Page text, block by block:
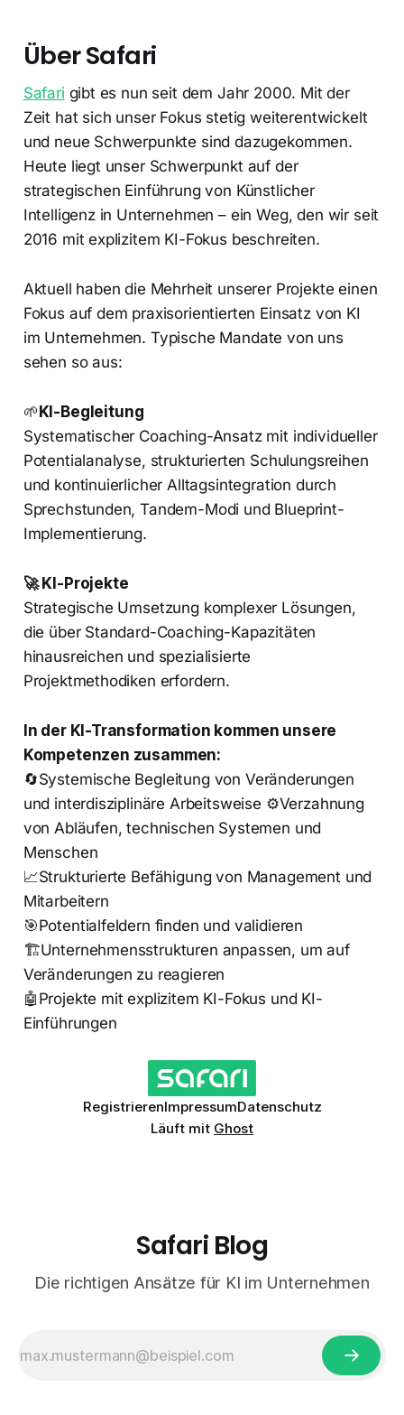
Über Safari
Safari gibt es nun seit dem Jahr 2000. Mit der
Zeit hat sich unser Fokus stetig weiterentwickelt
und neue Schwerpunkte sind dazugekommen.
Heute liegt unser Schwerpunkt auf der
strategischen Einführung von Künstlicher
Intelligenz in Unternehmen – ein Weg, den wir seit
2016 mit explizitem KI-Fokus beschreiten.
Aktuell haben die Mehrheit unserer Projekte einen
Fokus auf dem praxisorientierten Einsatz von KI
im Unternehmen. Typische Mandate von uns
sehen so aus:
🌱 KI-Begleitung
Systematischer Coaching-Ansatz mit individueller
Potentialanalyse, strukturierten Schulungsreihen
und kontinuierlicher Alltagsintegration durch
Sprechstunden, Tandem-Modi und Blueprint-
Implementierung.
🚀 KI-Projekte
Strategische Umsetzung komplexer Lösungen,
die über Standard-Coaching-Kapazitäten
hinausreichen und spezialisierte
Projektmethodiken erfordern.
In der KI-Transformation kommen unsere
Kompetenzen zusammen:
🔄Systemische Begleitung von Veränderungen
und interdisziplinäre Arbeitsweise ⚙️Verzahnung
von Abläufen, technischen Systemen und
Menschen
📈Strukturierte Befähigung von Management und
Mitarbeitern
🎯Potentialfeldern finden und validieren
🏗️Unternehmensstrukturen anpassen, um auf
Veränderungen zu reagieren
🤖Projekte mit explizitem KI-Fokus und KI-
Einführungen
RegistrierenImpressumDatenschutz
Läuft mit Ghost
Safari Blog
Die richtigen Ansätze für KI im Unternehmen